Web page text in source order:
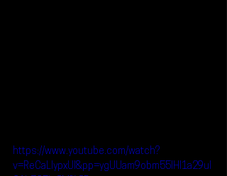
https://www.youtube.com/watch?
v=ReCaLlypxUI&pp=ygUUam9obm55IHl1a29uI